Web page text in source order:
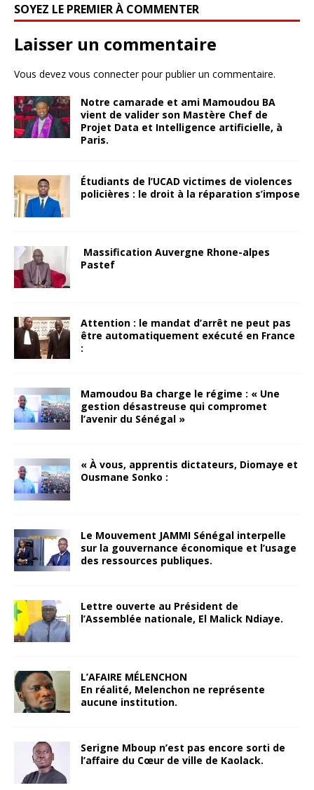
SOYEZ LE PREMIER À COMMENTER
Laisser un commentaire
Vous devez vous connecterpour publier un commentaire.
Notre camarade et ami Mamoudou BA
vient de valider son Mastère Chef de
Projet Data et Intelligence artificielle, à
Paris.
Étudiants de l’UCAD victimes de violences
policières : le droit à la réparation s’impose
Massification Auvergne Rhone-alpes
Pastef
Attention : le mandat d’arrêt ne peut pas
être automatiquement exécuté en France
:
Mamoudou Ba charge le régime : « Une
gestion désastreuse qui compromet
l’avenir du Sénégal »
« À vous, apprentis dictateurs, Diomaye et
Ousmane Sonko :
Le Mouvement JAMMI Sénégal interpelle
sur la gouvernance économique et l’usage
des ressources publiques.
Lettre ouverte au Président de
l’Assemblée nationale, El Malick Ndiaye.
L’AFAIRE MÉLENCHON
En réalité, Melenchon ne représente
aucune institution.
Serigne Mboup n’est pas encore sorti de
l’affaire du Cœur de ville de Kaolack.